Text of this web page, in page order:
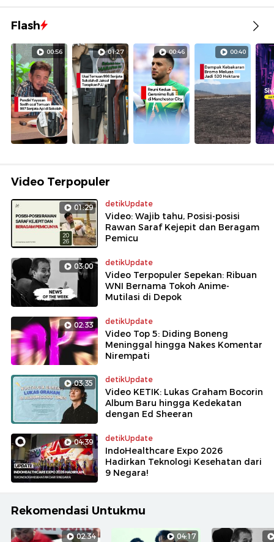
Flash
00:56 01:27 00:46 00:40
Video Terpopuler
01:29 detikUpdate
Video: Wajib tahu, Posisi-posisi
Rawan Saraf Kejepit dan Beragam
Pemicu
03:00 detikUpdate
Video Terpopuler Sepekan: Ribuan
WNI Bernama Tokoh Anime-
Mutilasi di Depok
02:33 detikUpdate
Video Top 5: Diding Boneng
Meninggal hingga Nakes Komentar
Nirempati
03:35 detikUpdate
Video KETIK: Lukas Graham Bocorin
Album Baru hingga Kedekatan
dengan Ed Sheeran
04:39 detikUpdate
IndoHealthcare Expo 2026
Hadirkan Teknologi Kesehatan dari
9 Negara!
Rekomendasi Untukmu
02:34 04:17